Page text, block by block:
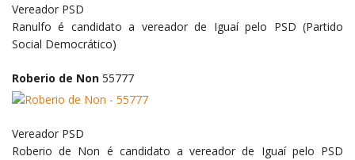
Vereador PSD
Ranulfo é candidato a vereador de Iguaí pelo PSD (Partido
Social Democrático)
Roberio de Non 55777
Vereador PSD
Roberio de Non é candidato a vereador de Iguaí pelo PSD